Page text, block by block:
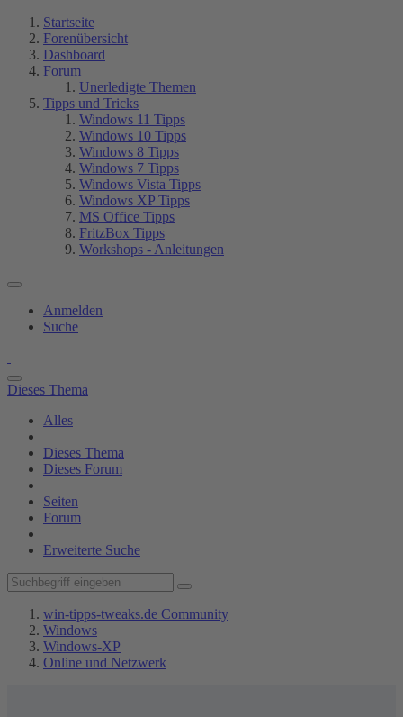
Startseite
Forenübersicht
Dashboard
Forum
Unerledigte Themen
Tipps und Tricks
Windows 11 Tipps
Windows 10 Tipps
Windows 8 Tipps
Windows 7 Tipps
Windows Vista Tipps
Windows XP Tipps
MS Office Tipps
FritzBox Tipps
Workshops - Anleitungen
Anmelden
Suche
Dieses Thema
Alles
Dieses Thema
Dieses Forum
Seiten
Forum
Erweiterte Suche
win-tipps-tweaks.de Community
Windows
Windows-XP
Online und Netzwerk